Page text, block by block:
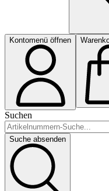
Kontomenü öffnen
Suchen
Suche absenden